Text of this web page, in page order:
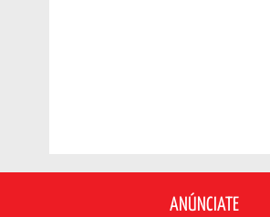
ANÚNCIATE